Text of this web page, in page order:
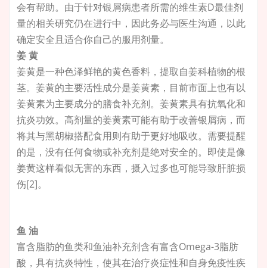
会有帮助。由于针对银屑病患者所需的维生素D最佳剂
量的相关研究仍在进行中，因此务必与医生沟通，以此
确定安全且适合你自己的服用剂量。
姜 黄
姜黄是一种色泽鲜艳的黄色香料，提取自姜科植物的根
茎。姜黄的主要活性成分是姜黄素，目前市面上也有以
姜黄素为主要成分的膳食补充剂。姜黄素具有抗氧化和
抗炎功效。高剂量的姜黄素可能有助于改善银屑病，而
将其与黑胡椒搭配食用则有助于更好地吸收。需要提醒
的是，没有任何食物或补充剂是绝对安全的。即使是像
姜黄这样看似无害的东西，摄入过多也可能导致肝脏损
伤[2]。
鱼 油
富含脂肪的鱼类和鱼油补充剂含有富含Omega-3脂肪
酸，具有抗炎特性，使其在治疗炎症性和自身免疫性疾